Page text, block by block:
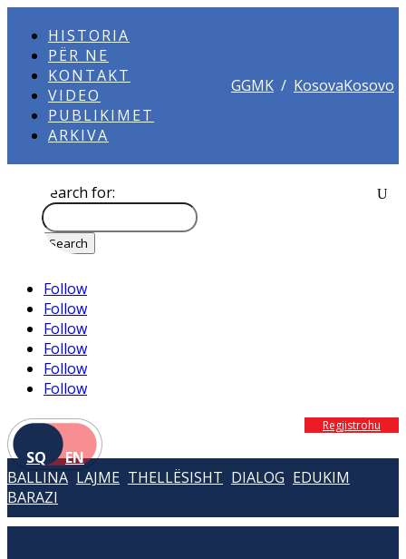
HISTORIA
PËR NE
KONTAKT
VIDEO
PUBLIKIMET
ARKIVA
GGMK / KosovaKosovo
Search for:
Follow
Follow
Follow
Follow
Follow
Follow
SQ EN
Regjistrohu
BALLINA LAJME THELLËSISHT DIALOG EDUKIM
BARAZI